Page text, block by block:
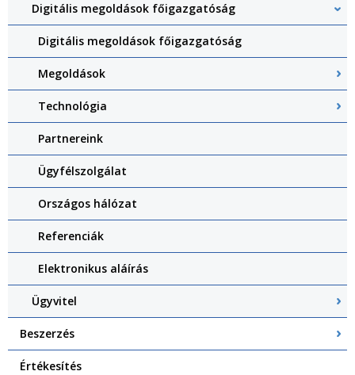
Digitális megoldások főigazgatóság
Digitális megoldások főigazgatóság
Megoldások
Technológia
Partnereink
Ügyfélszolgálat
Országos hálózat
Referenciák
Elektronikus aláírás
Ügyvitel
Beszerzés
Értékesítés